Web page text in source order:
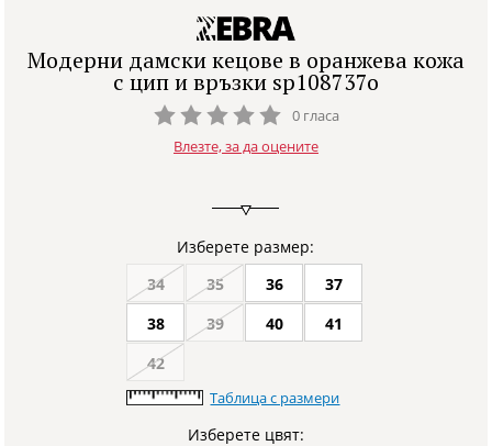
Модерни дамски кецове в оранжева кожа
с цип и връзки sp108737o
0 гласа
Влезте, за да оцените
Изберете размер:
34
35 36
37
38
39 40
41
42
Таблица с размери
Изберете цвят: